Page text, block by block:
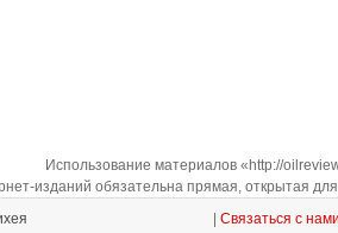
Использование материалов «http://
изданий обязательна прямая, открытая
Связаться с